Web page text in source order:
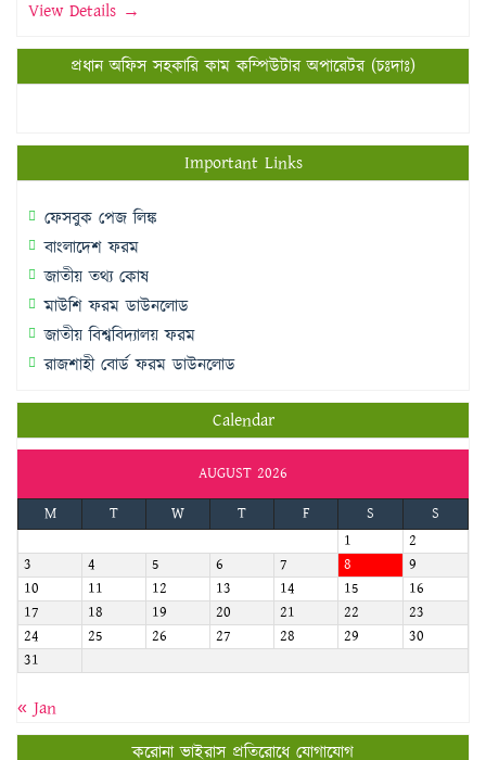
View Details →
প্রধান অফিস সহকারি কাম কম্পিউটার অপারেটর (চঃদাঃ)
Important Links
ফেসবুক পেজ লিঙ্ক
বাংলাদেশ ফরম
জাতীয় তথ্য কোষ
মাউশি ফরম ডাউনলোড
জাতীয় বিশ্ববিদ্যালয় ফরম
রাজশাহী বোর্ড ফরম ডাউনলোড
Calendar
AUGUST 2026
M
T W T F S
S
1
2
3
4 5 6 7 8
9
10
11 12 13 14 15
16
17
18 19 20 21 22
23
24
25 26 27 28 29
30
31
« Jan
করোনা ভাইরাস প্রতিরোধে যোগাযোগ